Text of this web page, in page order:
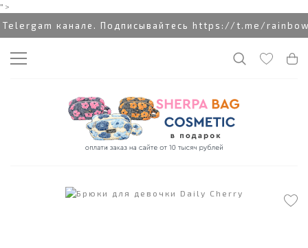
">
канале. Подписывайтесь https://t.me/